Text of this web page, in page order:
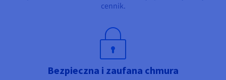
cennik.
Bezpieczna i zaufana chmura